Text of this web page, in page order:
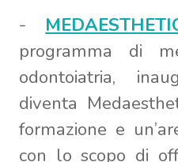
-
programma di
odontoiatria,
diventa
formazione e
con lo scopo di